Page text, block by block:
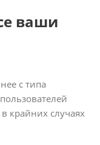
ваши
с типа
крайних случаях